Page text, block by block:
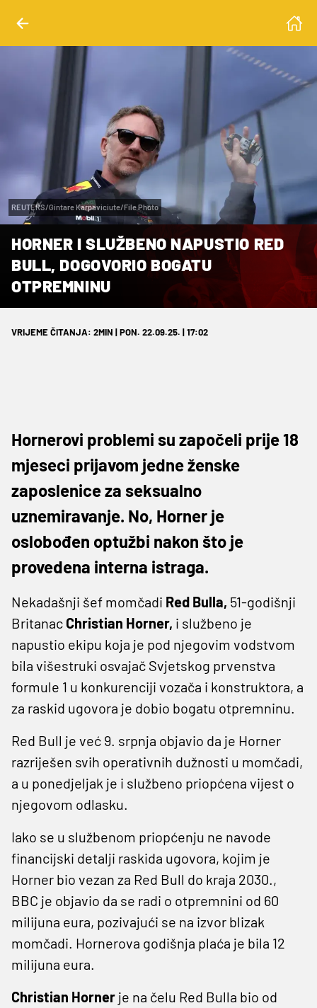
REUTERS/Gintare Karpaviciute/File Photo
HORNER I SLUŽBENO NAPUSTIO RED
BULL, DOGOVORIO BOGATU
OTPREMNINU
VRIJEME ČITANJA: 2MIN | PON. 22.09.25. | 17:02
Hornerovi problemi su započeli prije 18
mjeseci prijavom jedne ženske
zaposlenice za seksualno
uznemiravanje. No, Horner je
oslobođen optužbi nakon što je
provedena interna istraga.
Nekadašnji šef momčadi Red Bulla, 51-godišnji
Britanac Christian Horner, i službeno je
napustio ekipu koja je pod njegovim vodstvom
bila višestruki osvajač Svjetskog prvenstva
formule 1 u konkurenciji vozača i konstruktora, a
za raskid ugovora je dobio bogatu otpremninu.
Red Bull je već 9. srpnja objavio da je Horner
razriješen svih operativnih dužnosti u momčadi,
a u ponedjeljak je i službeno priopćena vijest o
njegovom odlasku.
Iako se u službenom priopćenju ne navode
financijski detalji raskida ugovora, kojim je
Horner bio vezan za Red Bull do kraja 2030.,
BBC je objavio da se radi o otpremnini od 60
milijuna eura, pozivajući se na izvor blizak
momčadi. Hornerova godišnja plaća je bila 12
milijuna eura.
Christian Horner je na čelu Red Bulla bio od